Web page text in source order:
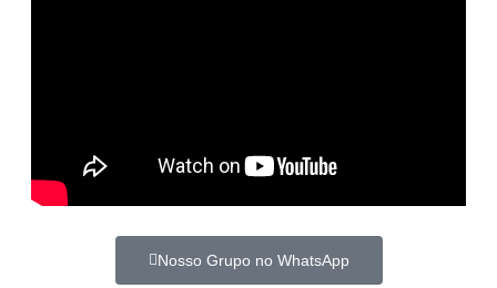
Nosso Grupo no WhatsApp